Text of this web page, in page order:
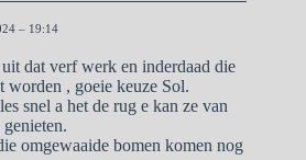
– 19:14
dat verf werk en inderdaad die
worden , goeie keuze Sol.
snel a het de rug e kan ze van
omgewaaide bomen komen nog